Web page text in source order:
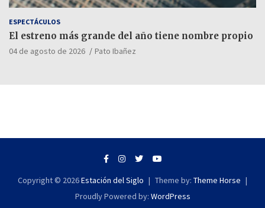
ESPECTÁCULOS
El estreno más grande del año tiene nombre propio
04 de agosto de 2026 Pato Ibañez
Copyright © 2026Estación del Siglo Theme by: Theme Horse
Proudly Powered by: WordPress